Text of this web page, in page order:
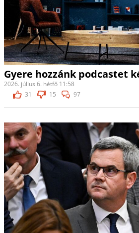
Gyere hozzánk podcastet
2026. július 6. hétfő 11:58
31
15 97